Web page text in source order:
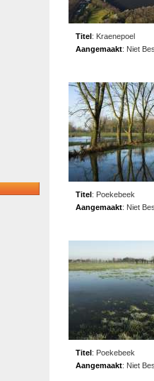
Titel: Kraenepoel
Aangemaakt: Niet
Titel: Poekebeek
Aangemaakt: Niet
Titel: Poekebeek
Aangemaakt: Niet